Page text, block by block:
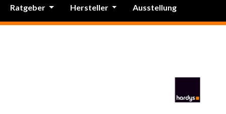
Ratgeber Hersteller Ausstellung